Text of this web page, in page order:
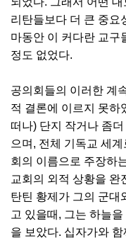
리탄들보다 더 큰 중요
마동안 이 커다란 교구
정도 없었다.
공의회들의 이러한 계
적 결론에 이르지 못하
떠나) 단지 작거나 좀
으며, 전체 기독교 세
회의 이름으로 주장하
교회의 외적 상황을 완
탄틴 황제가 그의 군대
고 있을때, 그는 하늘
을 보았다. 십자가와